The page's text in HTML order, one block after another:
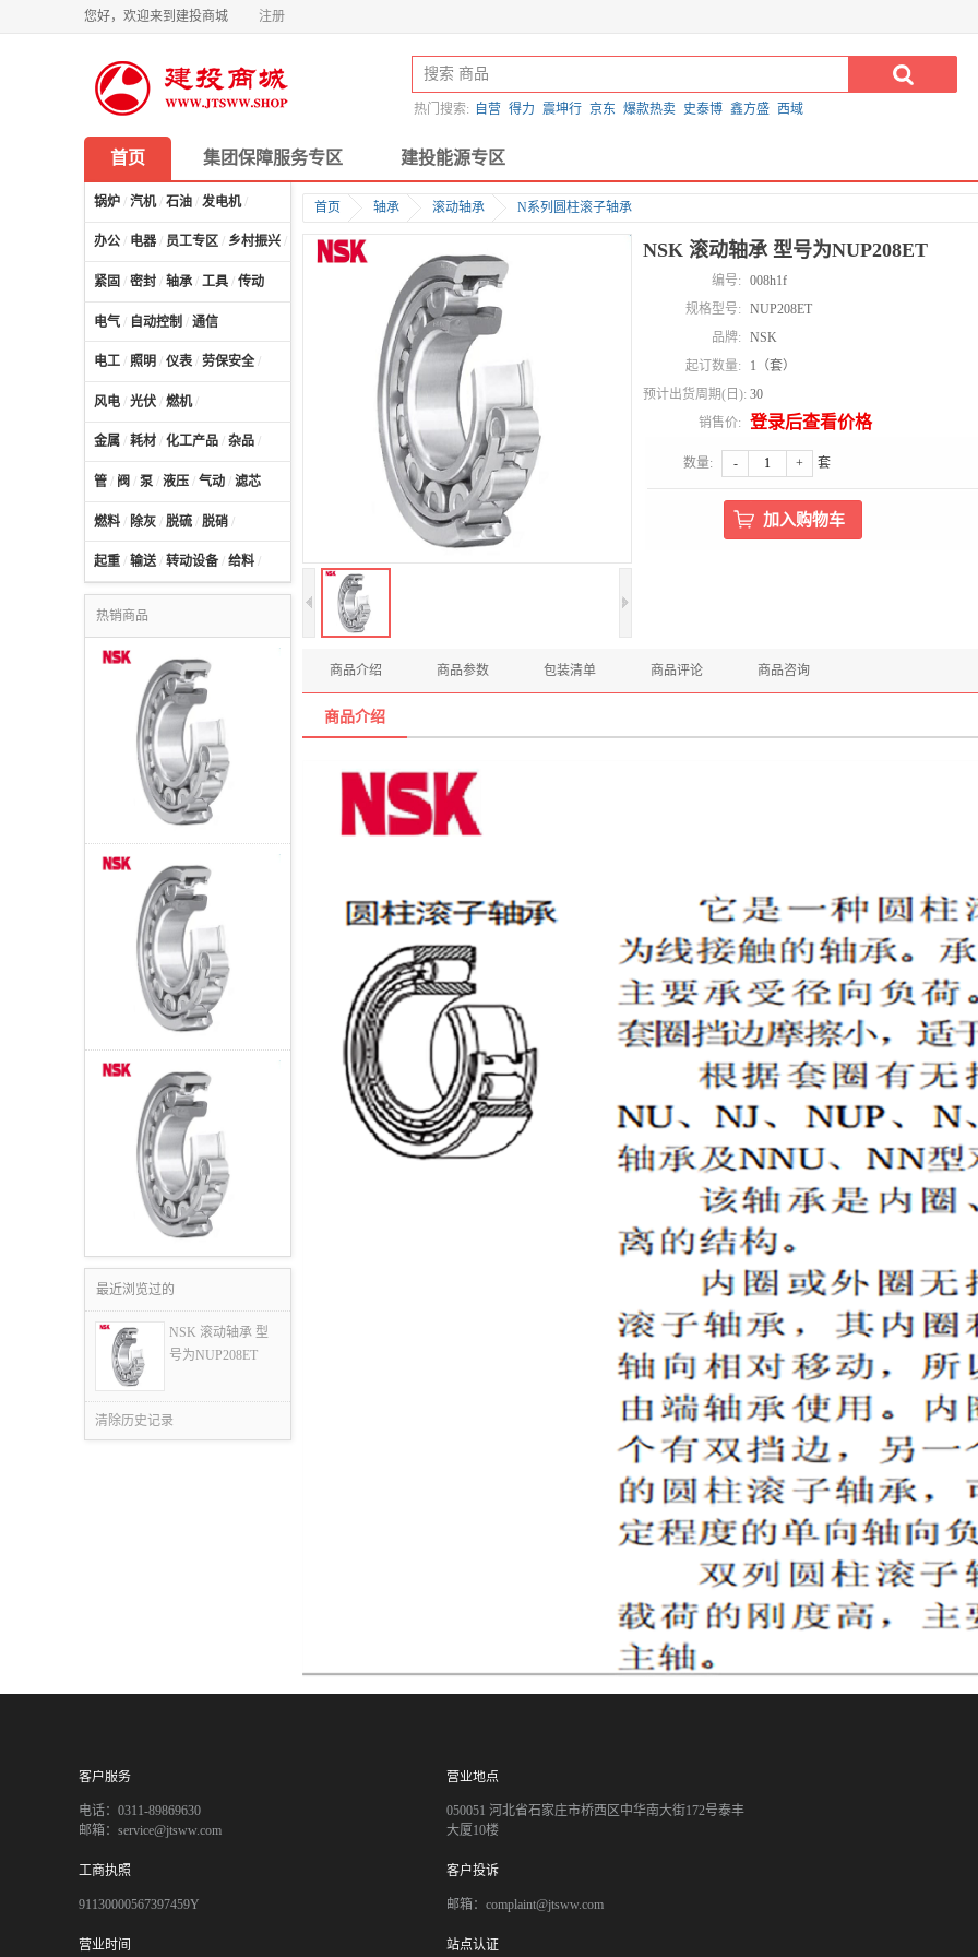
您好，欢迎来到建投商城 注册
热门搜索: 自营 得力 震坤行 京东 爆款热卖 史泰博 鑫方盛 西域
首页 集团保障服务专区 建投能源专区
锅炉 / 汽机/ 石油 / 发电机/
办公 / 电器 / 员工专区 / 乡村振兴 / 计算机及配件
紧固 / 密封 / 轴承 / 工具 / 传动
电气 / 自动控制 / 通信
电工 / 照明 / 仪表 / 劳保安全 /
风电 / 光伏 / 燃机/
金属 / 耗材 / 化工产品 / 杂品 /
管 / 阀 / 泵 / 液压 / 气动 / 滤芯
燃料 / 除灰 / 脱硫 / 脱硝 /
起重 / 输送/ 转动设备 / 给料 /
热销商品
最近浏览过的
NSK 滚动轴承 型
号为NUP208ET
清除历史记录
首页 轴承 滚动轴承 N系列圆柱滚子轴承
NSK 滚动轴承 型号为NUP208ET
编号:
008h1f
规格型号:
NUP208ET
品牌:
NSK
起订数量:
1（套）
预计出货周期(日): 30
销售价:
登录后查看价格
数量: - + 套
商品介绍 商品参数 包装清单 商品评论 商品咨询
商品介绍
客户服务
电话：0311-89869630
邮箱：service@jtsww.com
营业地点
050051 河北省石家庄市桥西区中华南大街172号泰丰
大厦10楼
工商执照
91130000567397459Y
客户投诉
邮箱：complaint@jtsww.com
营业时间 站点认证